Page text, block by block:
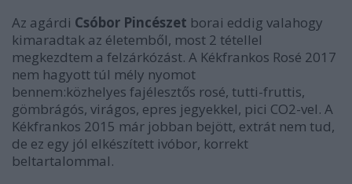
Az agárdi Csóbor Pincészet borai eddig valahogy
kimaradtak az életemből, most 2 tétellel
megkezdtem a felzárkózást. A Kékfrankos Rosé 2017
nem hagyott túl mély nyomot
bennem:közhelyes fajélesztős rosé, tutti-fruttis,
gömbrágós, virágos, epres jegyekkel, pici CO2-vel. A
Kékfrankos 2015 már jobban bejött, extrát nem tud,
de ez egy jól elkészített ivóbor, korrekt
beltartalommal.